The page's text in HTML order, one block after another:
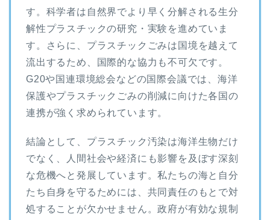
す。科学者は自然界でより早く分解される生分
解性プラスチックの研究・実験を進めていま
す。さらに、プラスチックごみは国境を越えて
流出するため、国際的な協力も不可欠です。
G20や国連環境総会などの国際会議では、海洋
保護やプラスチックごみの削減に向けた各国の
連携が強く求められています。
結論として、プラスチック汚染は海洋生物だけ
でなく、人間社会や経済にも影響を及ぼす深刻
な危機へと発展しています。私たちの海と自分
たち自身を守るためには、共同責任のもとで対
処することが欠かせません。政府が有効な規制